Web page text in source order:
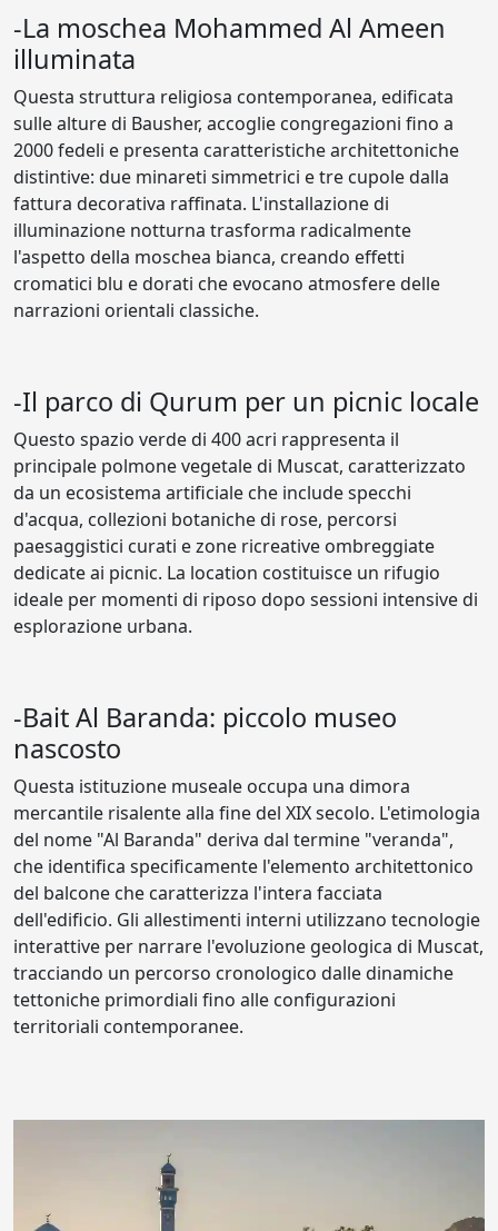
-La moschea Mohammed Al Ameen
illuminata
Questa struttura religiosa contemporanea, edificata
sulle alture di Bausher, accoglie congregazioni fino a
2000 fedeli e presenta caratteristiche architettoniche
distintive: due minareti simmetrici e tre cupole dalla
fattura decorativa raffinata. L'installazione di
illuminazione notturna trasforma radicalmente
l'aspetto della moschea bianca, creando effetti
cromatici blu e dorati che evocano atmosfere delle
narrazioni orientali classiche.
-Il parco di Qurum per un picnic locale
Questo spazio verde di 400 acri rappresenta il
principale polmone vegetale di Muscat, caratterizzato
da un ecosistema artificiale che include specchi
d'acqua, collezioni botaniche di rose, percorsi
paesaggistici curati e zone ricreative ombreggiate
dedicate ai picnic. La location costituisce un rifugio
ideale per momenti di riposo dopo sessioni intensive di
esplorazione urbana.
-Bait Al Baranda: piccolo museo
nascosto
Questa istituzione museale occupa una dimora
mercantile risalente alla fine del XIX secolo. L'etimologia
del nome "Al Baranda" deriva dal termine "veranda",
che identifica specificamente l'elemento architettonico
del balcone che caratterizza l'intera facciata
dell'edificio. Gli allestimenti interni utilizzano tecnologie
interattive per narrare l'evoluzione geologica di Muscat,
tracciando un percorso cronologico dalle dinamiche
tettoniche primordiali fino alle configurazioni
territoriali contemporanee.